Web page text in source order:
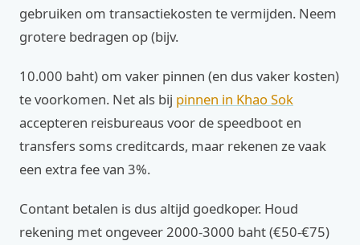
gebruiken om transactiekosten te vermijden. Neem
grotere bedragen op (bijv.
10.000 baht) om vaker pinnen (en dus vaker kosten)
te voorkomen. Net als bij pinnen in Khao Sok
accepteren reisbureaus voor de speedboot en
transfers soms creditcards, maar rekenen ze vaak
een extra fee van 3%.
Contant betalen is dus altijd goedkoper. Houd
rekening met ongeveer 2000-3000 baht (€50-€75)